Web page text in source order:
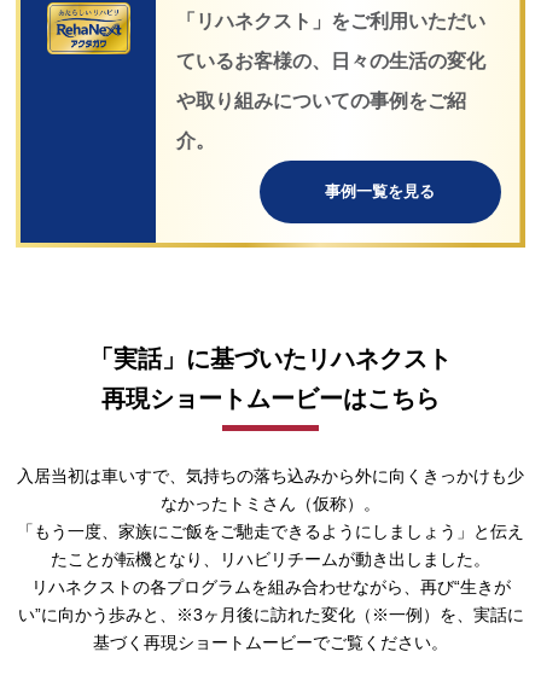
「リハネクスト」をご利用いただい
ているお客様の、
日々の生活の変化
や取り組みについての事例をご紹
介。
事例一覧を見る
「実話」に基づいたリハネクスト
再現ショートムービーはこちら
入居当初は車いすで、気持ちの落ち込みから外に向くきっかけも少
なかったトミさん（仮称）。
「もう一度、家族にご飯をご馳走できるようにしましょう」と伝え
たことが転機となり、リハビリチームが動き出しました。
リハネクストの各プログラムを組み合わせながら、再び“生きが
い”に向かう歩みと、※3ヶ月後に訪れた変化（※一例）を、実話に
基づく再現ショートムービーでご覧ください。